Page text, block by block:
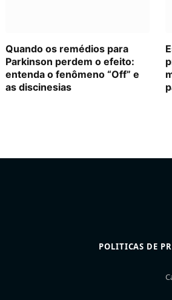
Quando os remédios para
Parkinson perdem o efeito:
entenda o fenômeno “Off” e
as discinesias
POLITICAS DE